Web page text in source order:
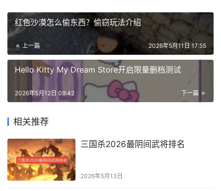
红色沙漠怎么偷东西？偷窃玩法介绍
上一篇 2026年5月11日 17:55
Hello Kitty My Dream Store开启限量删档测试
下一篇
2026年5月12日 09:42
相关推荐
三国杀2026最阴间武将排名
2026年5月13日